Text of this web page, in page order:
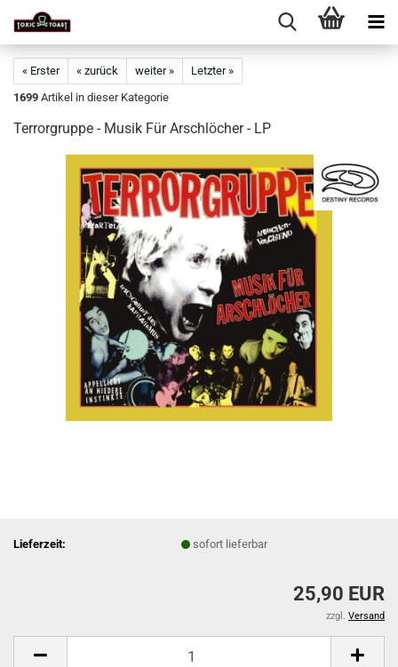
« Erster « zurück weiter »
Letzter »
1699 Artikel in dieser Kategorie
Terrorgruppe - Musik Für Arschlöcher - LP
Lieferzeit: sofort lieferbar
25,90 EUR
zzgl. Versand